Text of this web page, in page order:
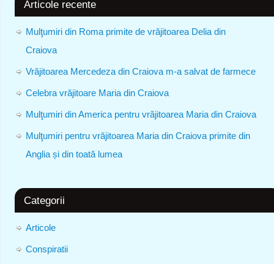
Articole recente
Mulţumiri din Roma primite de vrăjitoarea Delia din
Craiova
Vrăjitoarea Mercedeza din Craiova m-a salvat de farmece
Celebra vrăjitoare Maria din Craiova
Mulţumiri din America pentru vrăjitoarea Maria din Craiova
Mulţumiri pentru vrăjitoarea Maria din Craiova primite din
Anglia și din toată lumea
Categorii
Articole
Conspiratii